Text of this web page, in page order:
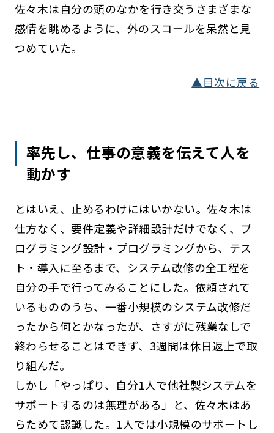
佐々木は自分の頭のなかを行き交うさまざまな
感情を眺めるように、外のスコールを呆然と見
つめていた。
▲目次に戻る
率先し、仕事の意義を伝えて人を
動かす
とはいえ、止めるわけにはいかない。佐々木は
仕方なく、要件定義や詳細設計だけでなく、プ
ログラミング設計・プログラミングから、テス
ト・導入に至るまで、システム改修の全工程を
自分の手で行ってみることにした。依頼されて
いるもののうち、一番小規模のシステム改修だ
ったから何とかなったが、さすがに残業なしで
終わらせることはできず、3週間は休日返上で取
り組んだ。
しかし「やっぱり、自分1人で他社製システムを
サポートするのは無理がある」と、佐々木はあ
らためて認識した。1人では小規模のサポートし